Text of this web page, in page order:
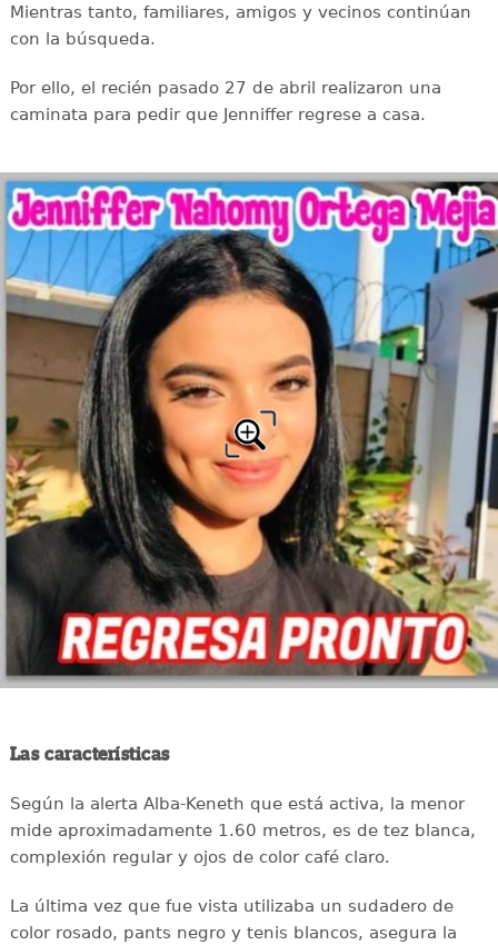
Mientras tanto, familiares, amigos y vecinos continúan
con la búsqueda.
Por ello, el recién pasado 27 de abril realizaron una
caminata para pedir que Jenniffer regrese a casa.
Las características
Según la alerta Alba-Keneth que está activa, la menor
mide aproximadamente 1.60 metros, es de tez blanca,
complexión regular y ojos de color café claro.
La última vez que fue vista utilizaba un sudadero de
color rosado, pants negro y tenis blancos, asegura la